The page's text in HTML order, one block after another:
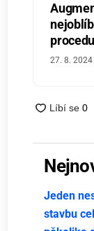
27. 8. 2024
Jeden
stavbu